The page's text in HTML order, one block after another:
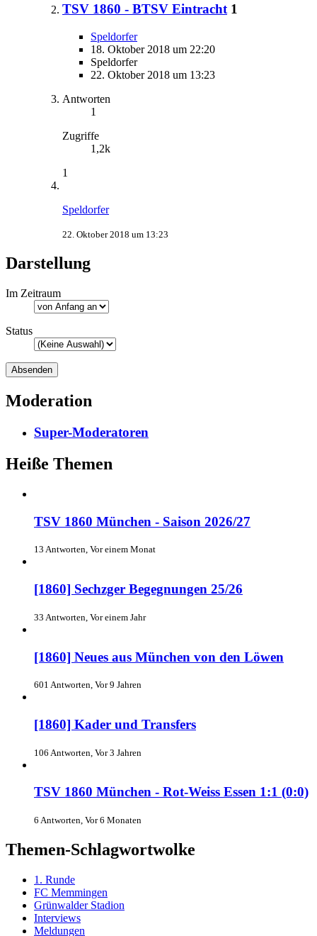
TSV 1860 - BTSV Eintracht 1
Speldorfer
18. Oktober 2018 um 22:20
Speldorfer
22. Oktober 2018 um 13:23
Antworten
1
Zugriffe
1,2k
1
Speldorfer
22. Oktober 2018 um 13:23
Darstellung
Im Zeitraum
Status
Moderation
Super-Moderatoren
Heiße Themen
TSV 1860 München - Saison 2026/27
13 Antworten, Vor einem Monat
[1860] Sechzger Begegnungen 25/26
33 Antworten, Vor einem Jahr
[1860] Neues aus München von den Löwen
601 Antworten, Vor 9 Jahren
[1860] Kader und Transfers
106 Antworten, Vor 3 Jahren
TSV 1860 München - Rot-Weiss Essen 1:1 (0:0)
6 Antworten, Vor 6 Monaten
Themen-Schlagwortwolke
1. Runde
FC Memmingen
Grünwalder Stadion
Interviews
Meldungen